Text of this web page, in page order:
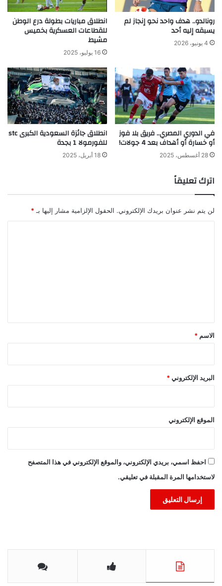
رونالدو.. هدف واحد نحو إنجاز لم
يسبقه إليه أحد
4 يونيو، 2026
انطلاق مباريات بطولة درع الوطن
للقطاعات العسكرية بخميس
مشيط
16 يوليو، 2025
في الدوري المصري.. فريق بلا فوز
أو خسارة أو أهداف بعد 4 جولات!
28 أغسطس، 2025
انطلاق جائزة السعودية الكبرى stc
للفورمولا 1 بجدة
18 أبريل، 2025
اترك تعليقاً
لن يتم نشر عنوان بريدك الإلكتروني. الحقول الإلزامية مشار إليها بـ *
*
الاسم *
البريد الإلكتروني *
الموقع الإلكتروني
احفظ اسمي، بريدي الإلكتروني، والموقع الإلكتروني في هذا المتصفح
لاستخدامها المرة المقبلة في تعليقي.